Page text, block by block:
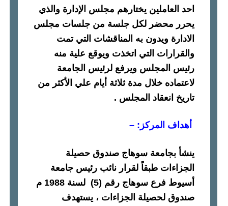
احد العاملين يختارهم مجلس الإدارة والذي
يحرر محضر لكل جلسة من جلسات مجلس
الادارة ويدون به المناقشات التي تمت
والقرارات التي اتخذت ويوقع علية منه
رئيس المجلس ويرفع لرئيس الجامعة
لاعتماده خلال مدة ثلاثة أيام علي الأكثر من
تاريخ انعقاد المجلس.
أهداف المركز : –
ينشأ بجامعة سوهاج صندوق حصيلة
الجزاءات طبقاً لقرار نائب رئيس جامعة
أسيوط فرع سوهاج رقم(5) لسنة
م
صندوق لحصيلة الجزاءات ، يستهدف